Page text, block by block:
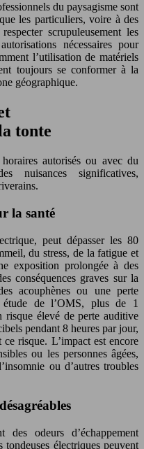
du paysagisme sont
les particuliers, voire à des
scrupuleusement les
nécessaires pour
l’utilisation de matériels
toujours se conformer à la
géographique.
tonte
autorisés ou avec du
nuisances significatives,
la santé
peut dépasser les 80
du stress, de la fatigue et
exposition prolongée à des
conséquences graves sur la
acouphènes ou une perte
étude de l’OMS, plus de 1
risque élevé de perte auditive
pendant 8 heures par jour,
risque. L’impact est encore
ou les personnes âgées,
ou d’autres troubles
des odeurs d’échappement
tondeuses électriques peuvent